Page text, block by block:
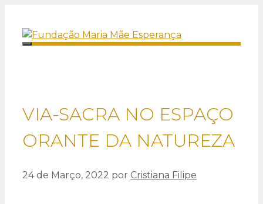
Menu
VIA-SACRA NO ESPAÇO
ORANTE DA NATUREZA
24 de Março, 2022 por Cristiana Filipe